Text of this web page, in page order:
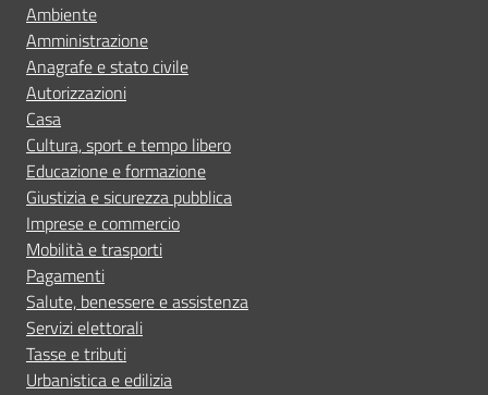
Ambiente
Amministrazione
Anagrafe e stato civile
Autorizzazioni
Casa
Cultura, sport e tempo libero
Educazione e formazione
Giustizia e sicurezza pubblica
Imprese e commercio
Mobilità e trasporti
Pagamenti
Salute, benessere e assistenza
Servizi elettorali
Tasse e tributi
Urbanistica e edilizia